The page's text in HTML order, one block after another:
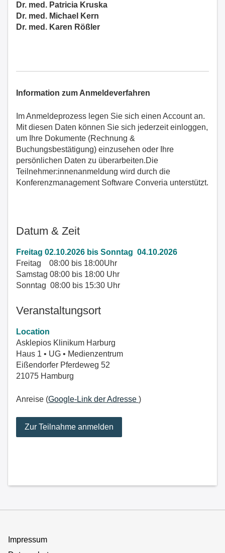
Dr. med. Patricia Kruska
Dr. med. Michael Kern
Dr. med. Karen Rößler
Information zum Anmeldeverfahren
Im Anmeldeprozess legen Sie sich einen Account an.
Mit diesen Daten können Sie sich jederzeit einloggen,
um Ihre Dokumente (Rechnung &
Buchungsbestätigung) einzusehen oder Ihre
persönlichen Daten zu überarbeiten.Die
Teilnehmer:innenanmeldung wird durch die
Konferenzmanagement Software Converia unterstützt.
Datum & Zeit
Freitag 02.10.2026 bis Sonntag 04.10.2026
Freitag 08:00 bis 18:00Uhr
Samstag 08:00 bis 18:00 Uhr
Sonntag 08:00 bis 15:30 Uhr
Veranstaltungsort
Location
Asklepios Klinikum Harburg
Haus 1 • UG • Medienzentrum
Eißendorfer Pferdeweg 52
21075 Hamburg
Anreise (Google-Link der Adresse )
Zur Teilnahme anmelden
Impressum